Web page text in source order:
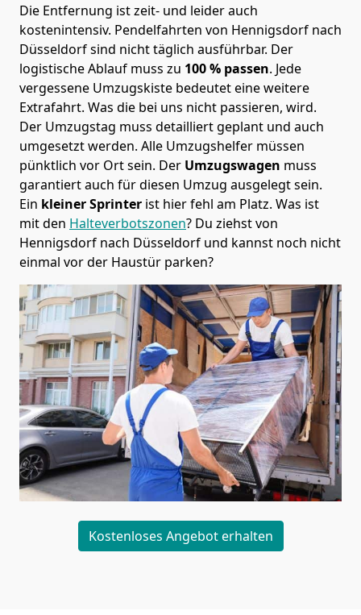
Die Entfernung ist zeit- und leider auch
kostenintensiv. Pendelfahrten von Hennigsdorf nach
Düsseldorf sind nicht täglich ausführbar. Der
logistische Ablauf muss zu 100 % passen. Jede
vergessene Umzugskiste bedeutet eine weitere
Extrafahrt. Was die bei uns nicht passieren, wird.
Der Umzugstag muss detailliert geplant und auch
umgesetzt werden. Alle Umzugshelfer müssen
pünktlich vor Ort sein. Der Umzugswagen muss
garantiert auch für diesen Umzug ausgelegt sein.
Ein kleiner Sprinter ist hier fehl am Platz. Was ist
mit den Halteverbotszonen? Du ziehst von
Hennigsdorf nach Düsseldorf und kannst noch nicht
einmal vor der Haustür parken?
Kostenloses Angebot erhalten